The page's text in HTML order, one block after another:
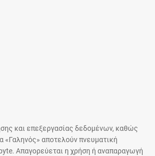
και επεξεργασίας δεδομένων, καθώς
«Γαληνός» αποτελούν πνευματική
Απαγορεύεται η χρήση ή αναπαραγωγή